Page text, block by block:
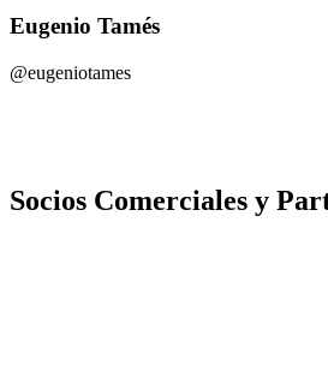
Eugenio Tamés
@eugeniotames
Socios Comerciales y